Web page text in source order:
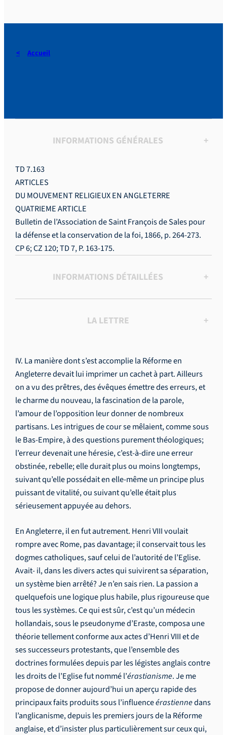
Accueil
INFORMATIONS GÉNÉRALES +
TD 7.163
ARTICLES
DU MOUVEMENT RELIGIEUX EN ANGLETERRE
QUATRIEME ARTICLE
Bulletin de l’Association de Saint François de Sales pour
la défense et la conservation de la foi, 1866, p. 264-273.
CP 6; CZ 120; TD 7, P. 163-175.
INFORMATIONS DÉTAILLÉES +
LA LETTRE +
IV. La manière dont s’est accomplie la Réforme en
Angleterre devait lui imprimer un cachet à part. Ailleurs
on a vu des prêtres, des évêques émettre des erreurs, et
le charme du nouveau, la fascination de la parole,
l’amour de l’opposition leur donner de nombreux
partisans. Les intrigues de cour se mêlaient, comme sous
le Bas-Empire, à des questions purement théologiques;
l’erreur devenait une héresie, c’est-à-dire une erreur
obstinée, rebelle; elle durait plus ou moins longtemps,
suivant qu’elle possédait en elle-même un principe plus
puissant de vitalité, ou suivant qu’elle était plus
sérieusement appuyée au dehors.
En Angleterre, il en fut autrement. Henri VIII voulait
rompre avec Rome, pas davantage; il conservait tous les
dogmes catholiques, sauf celui de l’autorité de l’Eglise.
Avait- il, dans les divers actes qui suivirent sa séparation,
un système bien arrêté? Je n’en sais rien. La passion a
quelquefois une logique plus habile, plus rigoureuse que
tous les systèmes. Ce qui est sûr, c’est qu’un médecin
hollandais, sous le pseudonyme d’Eraste, composa une
théorie tellement conforme aux actes d’Henri VIII et de
ses successeurs protestants, que l’ensemble des
doctrines formulées depuis par les légistes anglais contre
les droits de l’Eglise fut nommé l’érastianisme. Je me
propose de donner aujourd’hui un aperçu rapide des
principaux faits produits sous l’influenceérastiennedans
l’anglicanisme, depuis les premiers jours de la Réforme
anglaise, et d’insister plus particulièrement sur ceux qui,